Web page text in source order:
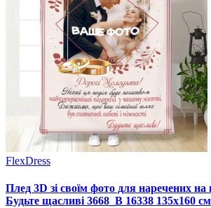
FlexDress
Плед 3D зі своїм фото для наречених на
Будьте щасливі 3668_B 16338 135х160 см